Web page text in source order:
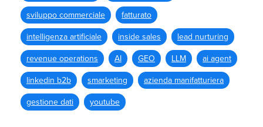
sviluppo commerciale fatturato
intelligenza artificiale inside sales lead nurturing
revenue operations AI GEO LLM ai agent
linkedin b2b smarketing azienda manifatturiera
gestione dati youtube